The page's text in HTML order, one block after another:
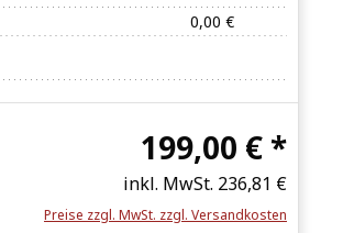
0,00 €
199,00 € *
inkl. MwSt. 236,81 €
Preise zzgl. MwSt. zzgl. Versandkosten